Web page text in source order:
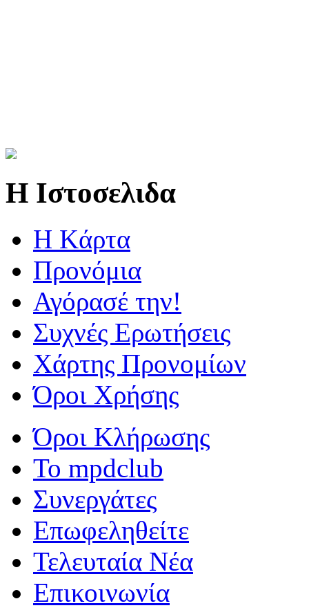
Η Ιστοσελιδα
Η Kάρτα
Προνόμια
Αγόρασέ την!
Συχνές Ερωτήσεις
Χάρτης Προνομίων
Όροι Χρήσης
Όροι Κλήρωσης
To mpdclub
Συνεργάτες
Επωφεληθείτε
Τελευταία Νέα
Επικοινωνία